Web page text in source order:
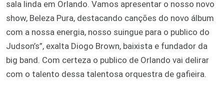
sala linda em Orlando. Vamos apresentar o nosso novo
show, Beleza Pura, destacando canções do novo álbum
com a nossa energia, nosso suingue para o publico do
Judson’s”, exalta Diogo Brown, baixista e fundador da
big band. Com certeza o publico de Orlando vai delirar
com o talento dessa talentosa orquestra de gafieira.